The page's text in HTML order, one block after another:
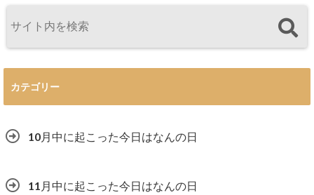
カテゴリー
10月中に起こった今日はなんの日
11月中に起こった今日はなんの日